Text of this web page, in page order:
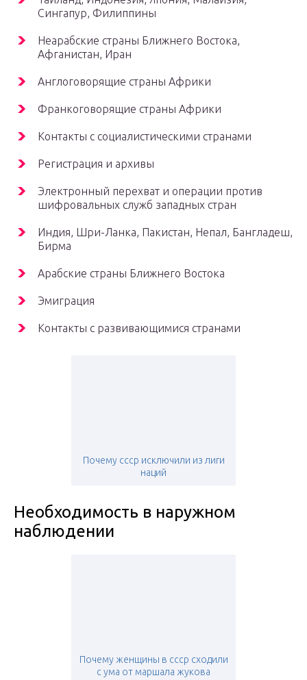
Сингапур, Филиппины
Неарабские страны Ближнего Востока,
Афганистан, Иран
Англоговорящие страны Африки
Франкоговорящие страны Африки
Контакты с социалистическими странами
Регистрация и архивы
Электронный перехват и операции против
шифровальных служб западных стран
Индия, Шри-Ланка, Пакистан, Непал, Бангладеш,
Бирма
Арабские страны Ближнего Востока
Эмиграция
Контакты с развивающимися странами
Почему ссср исключили из лиги
наций
Необходимость в наружном
наблюдении
Почему женщины в ссср сходили
с ума от маршала жукова